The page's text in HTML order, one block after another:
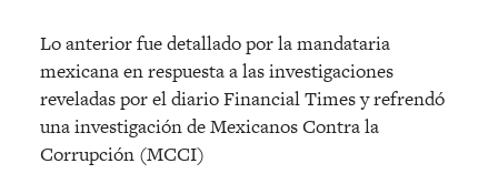
Lo anterior fue detallado por la mandataria
mexicana en respuesta a las investigaciones
reveladas por el diario Financial Times y refrendó
una investigación de Mexicanos Contra la
Corrupción (MCCI)